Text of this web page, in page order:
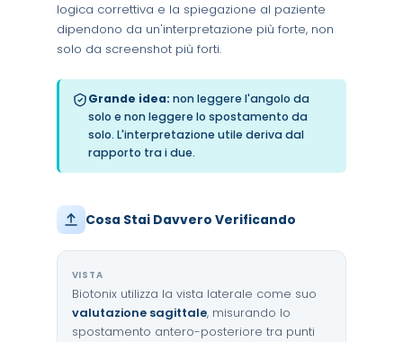
logica correttiva e la spiegazione al paziente
dipendono da un'interpretazione più forte, non
solo da screenshot più forti.
Grande idea: non leggere l'angolo da
solo e non leggere lo spostamento da
solo. L'interpretazione utile deriva dal
rapporto tra i due.
Cosa Stai Davvero Verificando
VISTA
Biotonix utilizza la vista laterale come suo
valutazione sagittale, misurando lo
spostamento antero-posteriore tra punti